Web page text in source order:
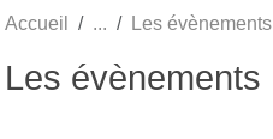
Accueil Les évènements
Les évènements